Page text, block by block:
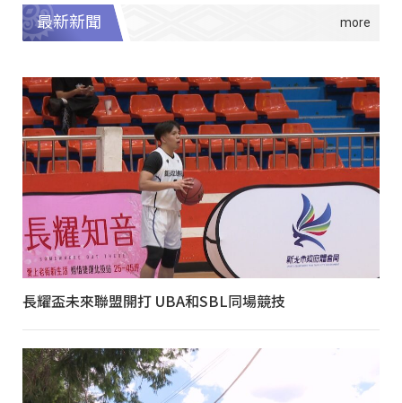
最新新聞
長耀盃未來聯盟開打 UBA和SBL同場競技